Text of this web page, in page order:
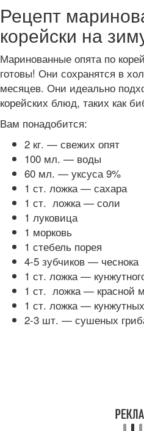
Рецепт
корейски на
Маринованные опята по
готовы! Они сохранятся в
месяцев. Они идеально
корейских блюд, таких как
Вам понадобится:
2 кг. — свежих опят
100 мл. — воды
60 мл. — уксуса 9%
1 ст. ложка — сахара
1 ст. ложка — соли
1 луковица
1 морковь
1 стебель порея
4-5 зубчиков — чеснока
1 ст. ложка —
1 ст. ложка — красной
1 ст. ложка —
2-3 шт. — сушеных